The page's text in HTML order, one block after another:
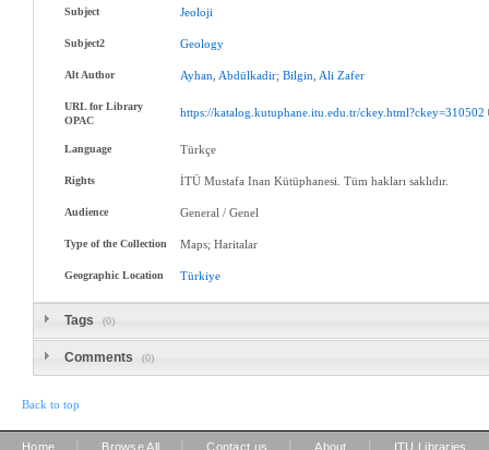
Subject Jeoloji
Subject2 Geology
Alt Author Ayhan Abdülkadir;Bilgin Ali Zafer
URL for Library
OPAC
https://katalog.kutuphane.itu.edu.tr/ckey.html?ckey=310502
Language Türkçe
Rights İTÜ Mustafa Inan Kütüphanesi. Tüm hakları saklıdır.
Audience General / Genel
Type of the Collection Maps; Haritalar
Geographic Location Türkiye
Tags (0)
Comments (0)
Back to top
Home Browse All Contact us About ITU Libraries